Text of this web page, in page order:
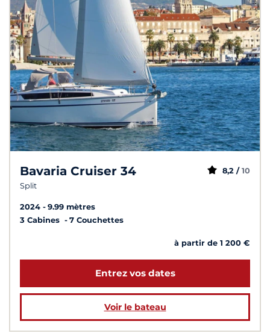
Bavaria Cruiser 34
Split
8,2 / 10
2024
9.99 mètres
3 Cabines
7 Couchettes
à partir de 1 200 €
Entrez vos dates
Voir le bateau